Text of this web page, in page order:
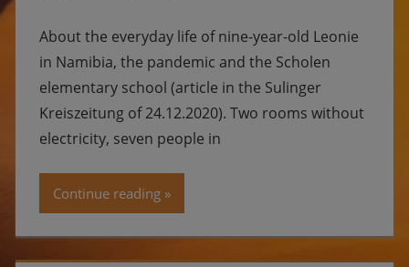
About the everyday life of nine-year-old Leonie
in Namibia, the pandemic and the Scholen
elementary school (article in the Sulinger
Kreiszeitung of 24.12.2020). Two rooms without
electricity, seven people in
Continue reading